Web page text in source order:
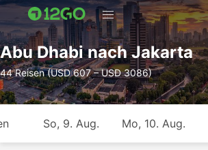
Abu Dhabi nach Jakarta
44 Reisen (USD 607 – USD 3086)
So, 9. Aug. Mo, 10. Aug.